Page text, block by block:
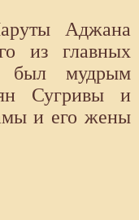
Аджана
из главных
был мудрым
Сугривы и
и его жены